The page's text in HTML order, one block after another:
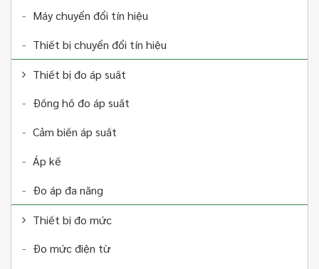
Máy chuyển đổi tín hiệu
Thiết bị chuyển đổi tín hiệu
Thiết bị đo áp suất
Đồng hồ đo áp suất
Cảm biến áp suất
Áp kế
Đo áp đa năng
Thiết bị đo mức
Đo mức điện từ
lưu lượng trong việc : đo lưu lượng khí nén, khí thải,
gas, đo lưu lượng hơi,.... trong các khu công nghiệp,
nhà máy,…